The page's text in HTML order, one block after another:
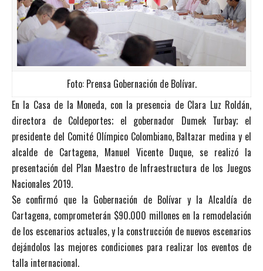
Foto: Prensa Gobernación de Bolívar.
En la Casa de la Moneda, con la presencia de Clara Luz Roldán,
directora de Coldeportes; el gobernador Dumek Turbay; el
presidente del Comité Olímpico Colombiano, Baltazar medina y el
alcalde de Cartagena, Manuel Vicente Duque, se realizó la
presentación del Plan Maestro de Infraestructura de los Juegos
Nacionales 2019.
Se confirmó que la Gobernación de Bolívar y la Alcaldía de
Cartagena, comprometerán $90.000 millones en la remodelación
de los escenarios actuales, y la construcción de nuevos escenarios
dejándolos las mejores condiciones para realizar los eventos de
talla internacional.